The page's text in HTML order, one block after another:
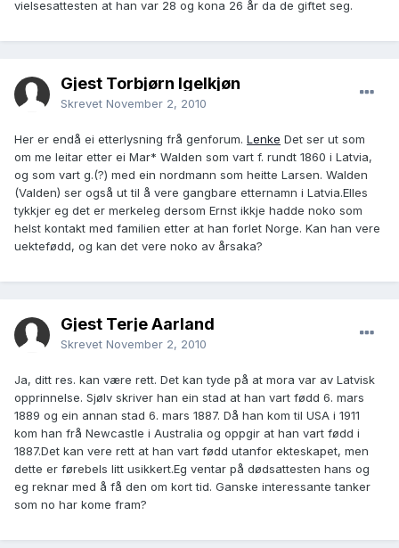
vielsesattesten at han var 28 og kona 26 år da de giftet seg.
Gjest Torbjørn Igelkjøn
Skrevet November 2, 2010
Her er endå ei etterlysning frå genforum. Lenke Det ser ut som
om me leitar etter ei Mar* Walden som vart f. rundt 1860 i Latvia,
og som vart g.(?) med ein nordmann som heitte Larsen. Walden
(Valden) ser også ut til å vere gangbare etternamn i Latvia.Elles
tykkjer eg det er merkeleg dersom Ernst ikkje hadde noko som
helst kontakt med familien etter at han forlet Norge. Kan han vere
uektefødd, og kan det vere noko av årsaka?
Gjest Terje Aarland
Skrevet November 2, 2010
Ja, ditt res. kan være rett. Det kan tyde på at mora var av Latvisk
opprinnelse. Sjølv skriver han ein stad at han vart fødd 6. mars
1889 og ein annan stad 6. mars 1887. Då han kom til USA i 1911
kom han frå Newcastle i Australia og oppgir at han vart fødd i
1887.Det kan vere rett at han vart fødd utanfor ekteskapet, men
dette er førebels litt usikkert.Eg ventar på dødsattesten hans og
eg reknar med å få den om kort tid. Ganske interessante tanker
som no har kome fram?